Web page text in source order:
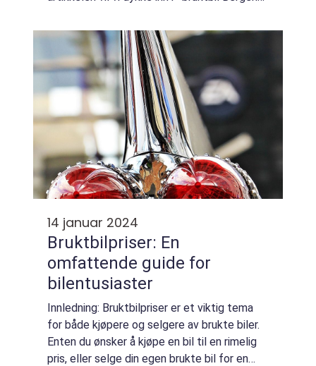
finnes, samt fordeler...
14 januar 2024
Bruktbilpriser: En
omfattende guide for
bilentusiaster
Innledning: Bruktbilpriser er et viktig tema
for både kjøpere og selgere av brukte biler.
Enten du ønsker å kjøpe en bil til en rimelig
pris, eller selge din egen brukte bil for en